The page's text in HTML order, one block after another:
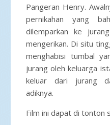
Pangeran Henry.
pernikahan yang
dilemparkan ke
mengerikan. Di situ
menghabisi tumbal
jurang oleh keluarga
keluar dari jurang
adiknya.
Film ini dapat di tonton